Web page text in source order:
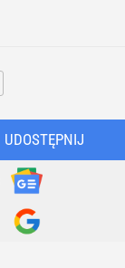
UDOSTĘPNIJ